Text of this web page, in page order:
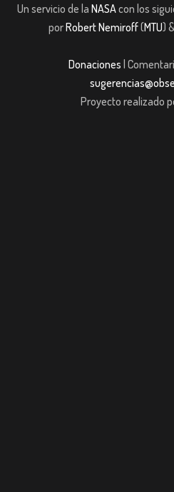
Un servicio de la NASAcon los
porRobert Nemiroff(MTU)
Donaciones |
Proyecto realizado